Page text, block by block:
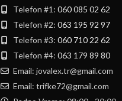
Telefon #1: 060 085 02 62
Telefon #2: 063 195 92 97
Telefon #3: 060 710 22 62
Telefon #4: 063 179 89 80
Email: jovalex.tr@gmail.com
Email: trifke72@gmail.com